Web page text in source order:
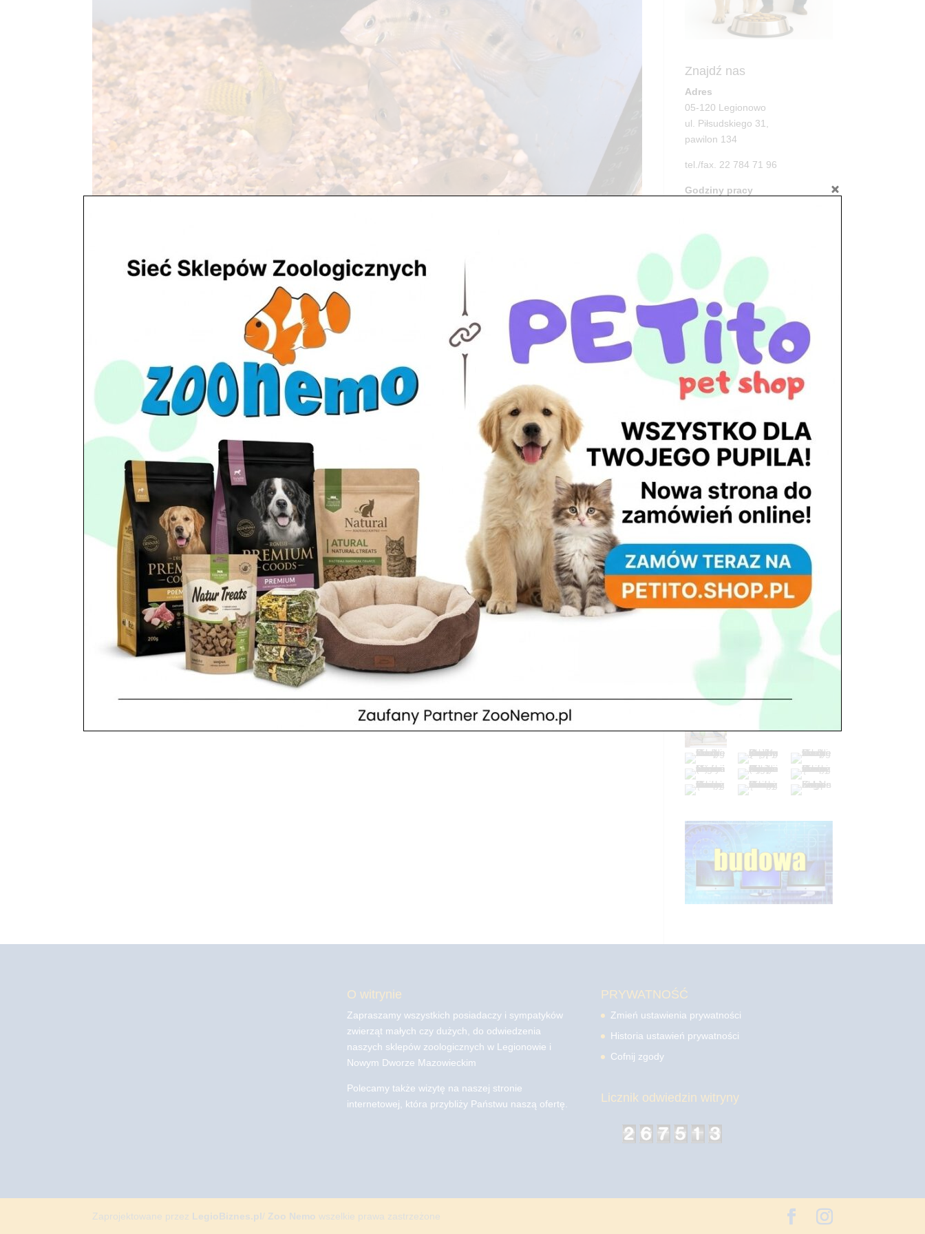
Ryby i rośliny Akwaria W slepie ZooNemo w Błękitnym Centrum posiadamy: 24 zbiorniki po 56 litrów, 3 zbiorniki po 112
litrów, 2 zbiorniki po 200 litrów, akwarium ozdobne 660 litrów. W naszych akwariach pływa bardzo wiele...
Znajdź nas
Adres
05-120 Legionowo
ul. Piłsudskiego 31,
pawilon 134
tel./fax. 22 784 71 96
Godziny pracy
niedz. zamknięte
05-100 Nowy Dwór Mazowiecki
ul. Leśna 2
tel. 503 900 215
Godziny pracy
pon. – piąt. 10.00 – 19.00
sob. 8.00 – 15.00
O witrynie
Zapraszamy wszystkich posiadaczy i sympatyków
zwierząt małych czy dużych, do odwiedzenia
naszych sklepów zoologicznych w Legionowie i
Nowym Dworze Mazowieckim
Polecamy także wizytę na naszej stronie
internetowej, która przybliży Państwu naszą ofertę.
PRYWATNOŚĆ
Zmień ustawienia prywatności
Historia ustawień prywatności
Cofnij zgody
Licznik odwiedzin witryny
Zaprojektowane przez LegioBiznes.pl/ Zoo Nemo wszelkie prawa zastrzeżone